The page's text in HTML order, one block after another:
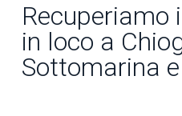
Recuperiamo
in loco a
Sottomarina